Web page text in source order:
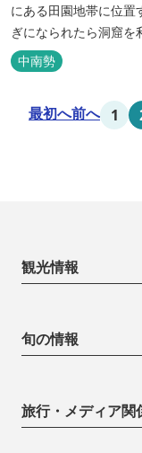
にある田園地帯に位置
ぎになられたら洞窟を
を山海賊焼きをお召し
調、お客様を不思議な
いただけます。「白...
中南勢
最初へ前へ 1
観光情報
旬の情報
旅行・メディア関